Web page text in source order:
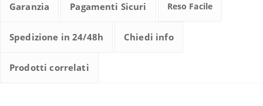
Garanzia Pagamenti Sicuri Reso Facile
Spedizione in 24/48h Chiedi info
Prodotti correlati